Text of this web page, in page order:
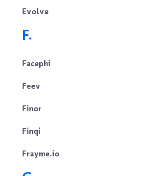
Evolve
F.
Facephi
Feev
Finor
Finqi
Frayme.io